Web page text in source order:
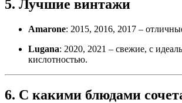
5. Лучшие винтажи
Amarone: 2015, 2016, 2017 –
Lugana: 2020, 2021 – свежие, с
кислотностью.
6. С какими блюдами